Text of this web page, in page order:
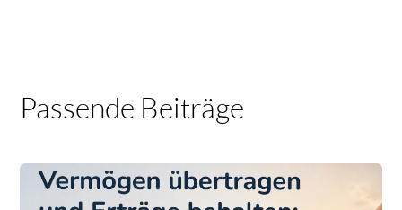
Passende Beiträge